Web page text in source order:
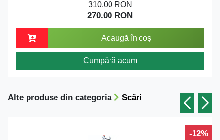
310.00 RON
270.00 RON
Adaugă în coș
Cumpără acum
Alte produse din categoria Scări
-12%